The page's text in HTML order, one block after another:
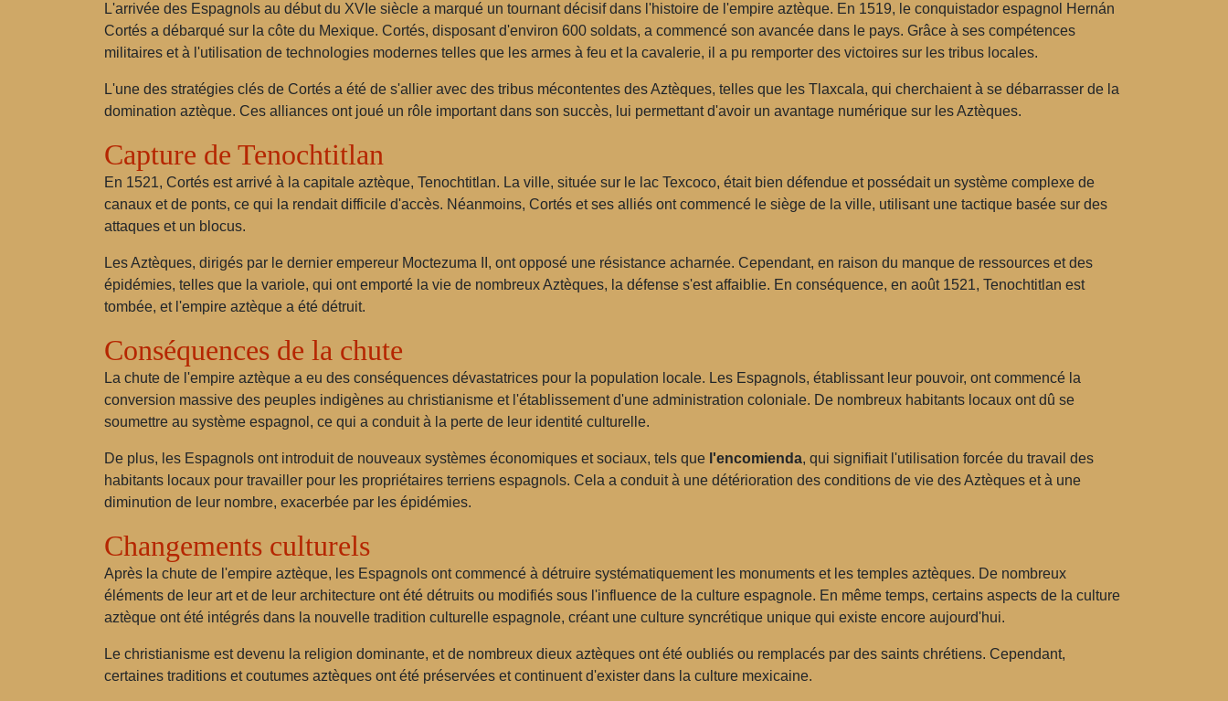
L'arrivée des Espagnols au début du XVIe siècle a marqué un tournant décisif dans l'histoire de l'empire aztèque. En 1519, le conquistador espagnol Hernán
Cortés a débarqué sur la côte du Mexique. Cortés, disposant d'environ 600 soldats, a commencé son avancée dans le pays. Grâce à ses compétences
militaires et à l'utilisation de technologies modernes telles que les armes à feu et la cavalerie, il a pu remporter des victoires sur les tribus locales.
L'une des stratégies clés de Cortés a été de s'allier avec des tribus mécontentes des Aztèques, telles que les Tlaxcala, qui cherchaient à se débarrasser de la
domination aztèque. Ces alliances ont joué un rôle important dans son succès, lui permettant d'avoir un avantage numérique sur les Aztèques.
Capture de Tenochtitlan
En 1521, Cortés est arrivé à la capitale aztèque, Tenochtitlan. La ville, située sur le lac Texcoco, était bien défendue et possédait un système complexe de
canaux et de ponts, ce qui la rendait difficile d'accès. Néanmoins, Cortés et ses alliés ont commencé le siège de la ville, utilisant une tactique basée sur des
attaques et un blocus.
Les Aztèques, dirigés par le dernier empereur Moctezuma II, ont opposé une résistance acharnée. Cependant, en raison du manque de ressources et des
épidémies, telles que la variole, qui ont emporté la vie de nombreux Aztèques, la défense s'est affaiblie. En conséquence, en août 1521, Tenochtitlan est
tombée, et l'empire aztèque a été détruit.
Conséquences de la chute
La chute de l'empire aztèque a eu des conséquences dévastatrices pour la population locale. Les Espagnols, établissant leur pouvoir, ont commencé la
conversion massive des peuples indigènes au christianisme et l'établissement d'une administration coloniale. De nombreux habitants locaux ont dû se
soumettre au système espagnol, ce qui a conduit à la perte de leur identité culturelle.
De plus, les Espagnols ont introduit de nouveaux systèmes économiques et sociaux, tels que l'encomienda, qui signifiait l'utilisation forcée du travail des
habitants locaux pour travailler pour les propriétaires terriens espagnols. Cela a conduit à une détérioration des conditions de vie des Aztèques et à une
diminution de leur nombre, exacerbée par les épidémies.
Changements culturels
Après la chute de l'empire aztèque, les Espagnols ont commencé à détruire systématiquement les monuments et les temples aztèques. De nombreux
éléments de leur art et de leur architecture ont été détruits ou modifiés sous l'influence de la culture espagnole. En même temps, certains aspects de la culture
aztèque ont été intégrés dans la nouvelle tradition culturelle espagnole, créant une culture syncrétique unique qui existe encore aujourd'hui.
Le christianisme est devenu la religion dominante, et de nombreux dieux aztèques ont été oubliés ou remplacés par des saints chrétiens. Cependant,
certaines traditions et coutumes aztèques ont été préservées et continuent d'exister dans la culture mexicaine.